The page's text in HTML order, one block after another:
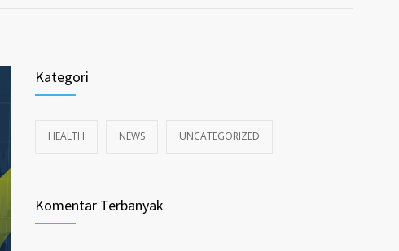
Kategori
HEALTH NEWS UNCATEGORIZED
Komentar Terbanyak